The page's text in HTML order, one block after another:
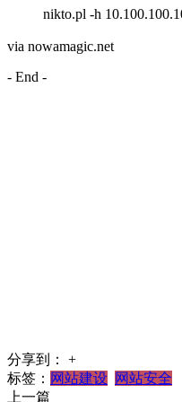
nikto.pl -h
via nowamagic.net
- End -
分享到：
+
标签： 网站建设
网站安全
上一篇